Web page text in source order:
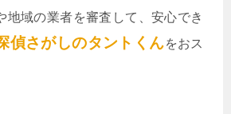
地域の業者を審査して、安心でき
偵さがしのタントくんをおス